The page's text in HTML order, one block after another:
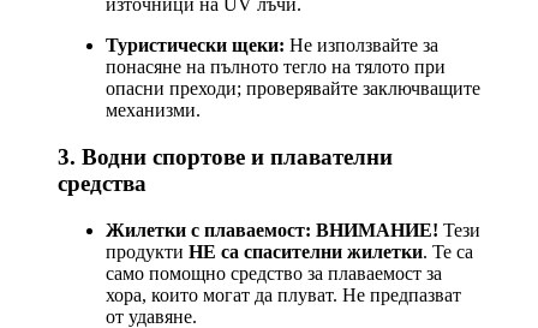
източници на UV лъчи.
Туристически щеки: Не използвайте за
понасяне на пълното тегло на тялото при
опасни преходи; проверявайте заключващите
механизми.
3. Водни спортове и плавателни
средства
Жилетки с плаваемост: ВНИМАНИЕ! Тези
продукти НЕ са спасителни жилетки. Те са
само помощно средство за плаваемост за
хора, които могат да плуват. Не предпазват
от удавяне.